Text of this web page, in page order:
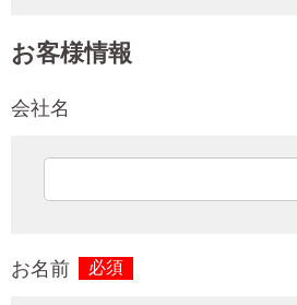
お客様情報
会社名
お名前 必須